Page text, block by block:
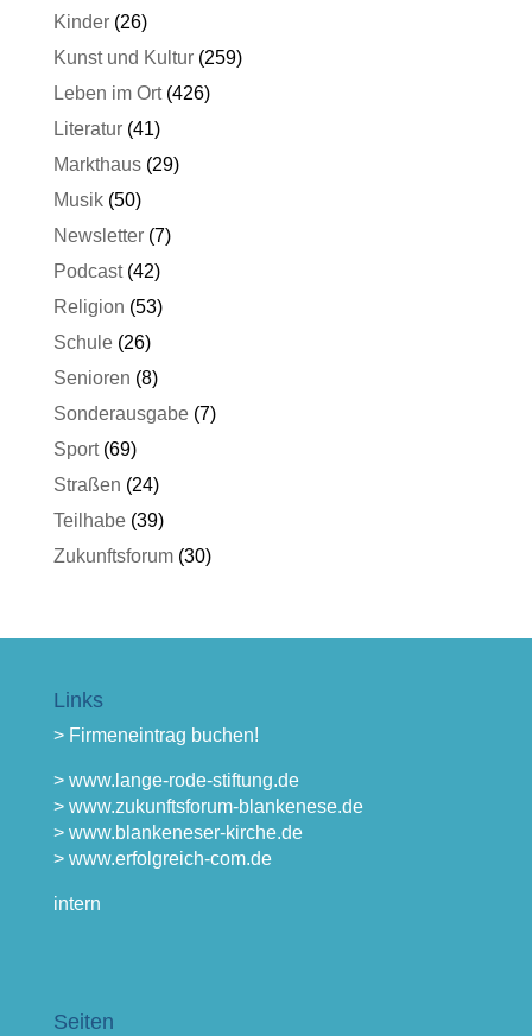
Kinder(26)
Kunst und Kultur(259)
Leben im Ort(426)
Literatur(41)
Markthaus(29)
Musik(50)
Newsletter(7)
Podcast(42)
Religion (53)
Schule(26)
Senioren (8)
Sonderausgabe(7)
Sport(69)
Straßen (24)
Teilhabe(39)
Zukunftsforum(30)
Links
> Firmeneintrag buchen!
> www.lange-rode-stiftung.de
> www.zukunftsforum-blankenese.de
> www.blankeneser-kirche.de
> www.erfolgreich-com.de
intern
Seiten